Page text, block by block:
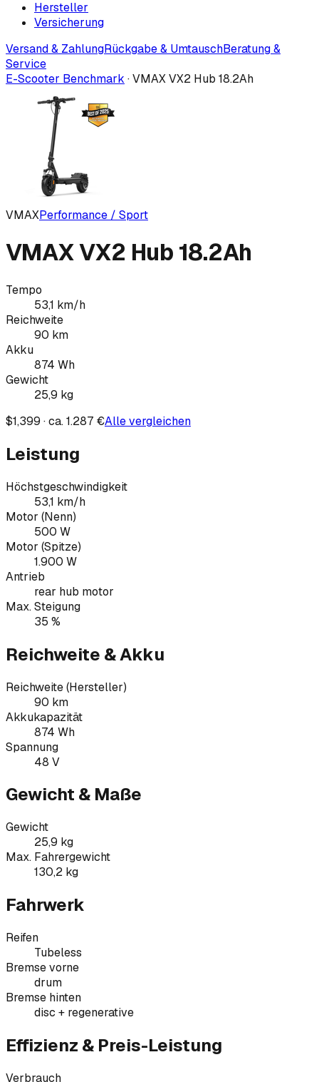
Hersteller
Versicherung
Versand & ZahlungRückgabe & UmtauschBeratung &
Service
E-Scooter Benchmark ·VMAX VX2 Hub 18.2Ah
VMAXPerformance / Sport
VMAX VX2 Hub 18.2Ah
Tempo
53,1 km/h
Reichweite
90 km
Akku
874 Wh
Gewicht
25,9 kg
$1,399 · ca. 1.287 €Alle vergleichen
Leistung
Höchstgeschwindigkeit
53,1 km/h
Motor (Nenn)
500 W
Motor (Spitze)
1.900 W
Antrieb
rear hub motor
Max. Steigung
35 %
Reichweite & Akku
Reichweite (Hersteller)
90 km
Akkukapazität
874 Wh
Spannung
48 V
Gewicht & Maße
Gewicht
25,9 kg
Max. Fahrergewicht
130,2 kg
Fahrwerk
Reifen
Tubeless
Bremse vorne
drum
Bremse hinten
disc + regenerative
Effizienz & Preis-Leistung
Verbrauch